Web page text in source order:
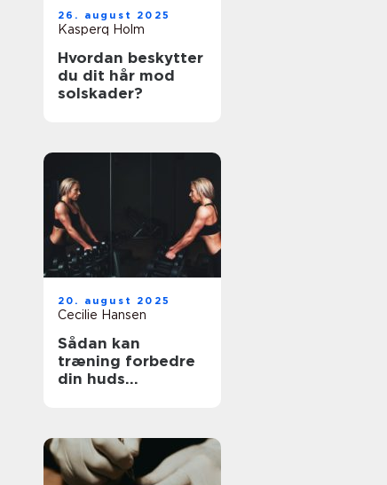
26. august 2025
Kasperq Holm
Hvordan beskytter
du dit hår mod
solskader?
20. august 2025
Cecilie Hansen
Sådan kan
træning forbedre
din huds